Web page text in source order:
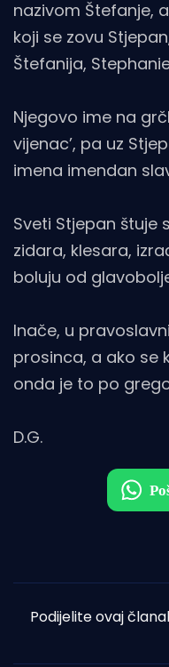
nazivom Štefanje,
koji se zovu
Štefanija,
Njegovo ime na
vijenac’, pa uz
imena imendan
Sveti Stjepan štuje
zidara, klesara,
boluju od
Inače, u
prosinca, a ako se
onda je to po
D.G.
Podijelite ovaj